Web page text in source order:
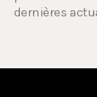
dernières